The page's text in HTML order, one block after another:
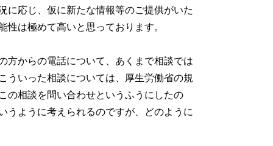
に応じ、仮に新たな情報等のご提供がいた
は極めて高いと思っております。
方からの電話について、あくまで相談では
ういった相談については、厚生労働省の規
の相談を問い合わせというふうにしたの
うように考えられるのですが、どのように